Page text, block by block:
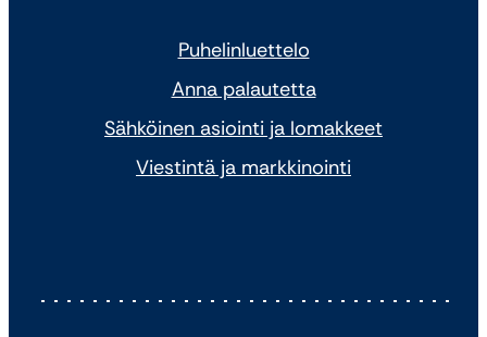
Puhelinluettelo
Anna palautetta
Sähköinen asiointi ja lomakkeet
Viestintä ja markkinointi